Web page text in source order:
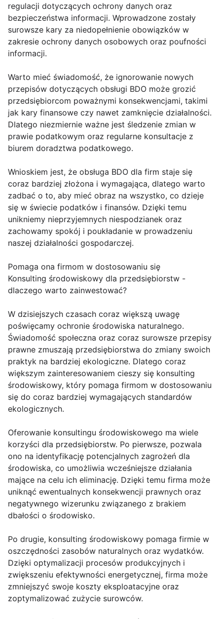
regulacji dotyczących ochrony danych oraz
bezpieczeństwa informacji. Wprowadzone zostały
surowsze kary za niedopełnienie obowiązków w
zakresie ochrony danych osobowych oraz poufności
informacji.
Warto mieć świadomość, że ignorowanie nowych
przepisów dotyczących obsługi BDO może grozić
przedsiębiorcom poważnymi konsekwencjami, takimi
jak kary finansowe czy nawet zamknięcie działalności.
Dlatego niezmiernie ważne jest śledzenie zmian w
prawie podatkowym oraz regularne konsultacje z
biurem doradztwa podatkowego.
Wnioskiem jest, że obsługa BDO dla firm staje się
coraz bardziej złożona i wymagająca, dlatego warto
zadbać o to, aby mieć obraz na wszystko, co dzieje
się w świecie podatków i finansów. Dzięki temu
unikniemy nieprzyjemnych niespodzianek oraz
zachowamy spokój i poukładanie w prowadzeniu
naszej działalności gospodarczej.
Pomaga ona firmom w dostosowaniu się
Konsulting środowiskowy dla przedsiębiorstw -
dlaczego warto zainwestować?
W dzisiejszych czasach coraz większą uwagę
poświęcamy ochronie środowiska naturalnego.
Świadomość społeczna oraz coraz surowsze przepisy
prawne zmuszają przedsiębiorstwa do zmiany swoich
praktyk na bardziej ekologiczne. Dlatego coraz
większym zainteresowaniem cieszy się konsulting
środowiskowy, który pomaga firmom w dostosowaniu
się do coraz bardziej wymagających standardów
ekologicznych.
Oferowanie konsultingu środowiskowego ma wiele
korzyści dla przedsiębiorstw. Po pierwsze, pozwala
ono na identyfikację potencjalnych zagrożeń dla
środowiska, co umożliwia wcześniejsze działania
mające na celu ich eliminację. Dzięki temu firma może
uniknąć ewentualnych konsekwencji prawnych oraz
negatywnego wizerunku związanego z brakiem
dbałości o środowisko.
Po drugie, konsulting środowiskowy pomaga firmie w
oszczędności zasobów naturalnych oraz wydatków.
Dzięki optymalizacji procesów produkcyjnych i
zwiększeniu efektywności energetycznej, firma może
zmniejszyć swoje koszty eksploatacyjne oraz
zoptymalizować zużycie surowców.